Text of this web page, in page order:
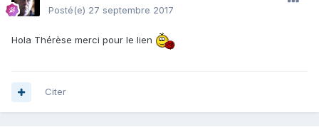
Posté(e) 27 septembre 2017
Hola Thérèse merci pour le lien
Citer